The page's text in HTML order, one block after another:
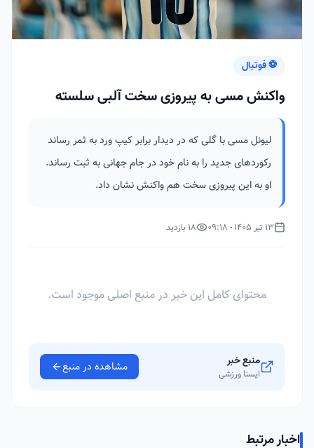
⚽ فوتبال
واکنش مسی به پیروزی سخت آلبی سلسته
لیونل مسی با گلی که در دیدار برابر کیپ ورد به ثمر رساند
رکوردهای جدید را به نام خود در جام جهانی به ثبت رساند.
او به این پیروزی سخت هم واکنش نشان داد.
13 تیر 1405 - 09:18 18 بازدید
محتوای کامل این خبر در منبع اصلی موجود است.
منبع خبر
ایسنا ورزشی مشاهده در منبع
اخبار مرتبط